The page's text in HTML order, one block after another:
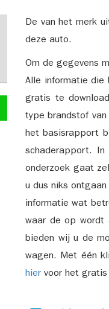
De van het merk
deze auto.
Om de gegevens
Alle informatie die
gratis te
type brandstof
het basisrapport
schaderapport.
onderzoek gaat
u dus niks
informatie wat
waar de op wordt
bieden wij u de
wagen. Met één
hier voor het